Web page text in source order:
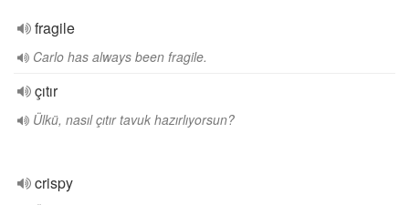
fragile
Carlo has always been fragile.
çıtır
Ülkü, nasıl çıtır tavuk hazırlıyorsun?
crispy